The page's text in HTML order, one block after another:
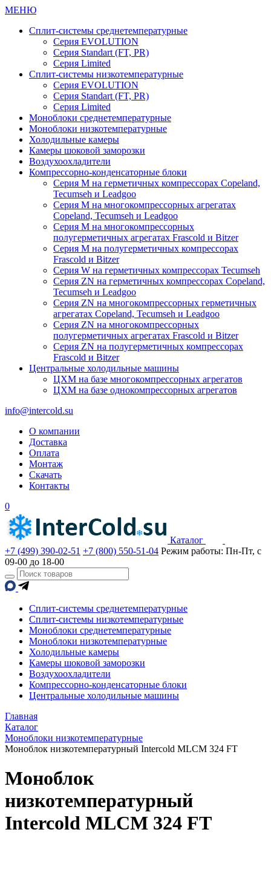
МЕНЮ
Сплит-системы среднетемпературные
Серия EVOLUTION
Серия Standart (FT, PR)
Серия Limited
Сплит-системы низкотемпературные
Серия EVOLUTION
Серия Standart (FT, PR)
Серия Limited
Моноблоки среднетемпературные
Моноблоки низкотемпературные
Холодильные камеры
Камеры шоковой заморозки
Воздухоохладители
Компрессорно-конденсаторные блоки
Серия M на герметичных компрессорах Copeland,
Tecumseh и Leadgoo
Серия M на многокомпрессорных агрегатах
Copeland, Tecumseh и Leadgoo
Серия M на многокомпрессорных
полугерметичных агрегатах Frascold и Bitzer
Серия M на полугерметичных компрессорах
Frascold и Bitzer
Серия W на герметичных компрессорах Tecumseh
Серия ZN на герметичных компрессорах Copeland,
Tecumseh и Leadgoo
Серия ZN на многокомпрессорных герметичных
агрегатах Copeland, Tecumseh и Leadgoo
Серия ZN на многокомпрессорных
полугерметичных агрегатах Frascold и Bitzer
Серия ZN на полугерметичных компрессорах
Frascold и Bitzer
Центральные холодильные машины
ЦХМ на базе многокомпрессорных агрегатов
ЦХМ на базе однокомпрессорных агрегатов
info@intercold.su
О компании
Доставка
Оплата
Монтаж
Скачать
Контакты
0
Каталог
+7 (499) 390-02-51 +7 (800) 550-51-04 Режим работы: Пн-Пт, с
09-00 до 18-00
Сплит-системы среднетемпературные
Сплит-системы низкотемпературные
Моноблоки среднетемпературные
Моноблоки низкотемпературные
Холодильные камеры
Камеры шоковой заморозки
Воздухоохладители
Компрессорно-конденсаторные блоки
Центральные холодильные машины
Главная
Каталог
Моноблоки низкотемпературные
Моноблок низкотемпературный Intercold MLCM 324 FT
Моноблок
низкотемпературный
Intercold MLCM 324 FT